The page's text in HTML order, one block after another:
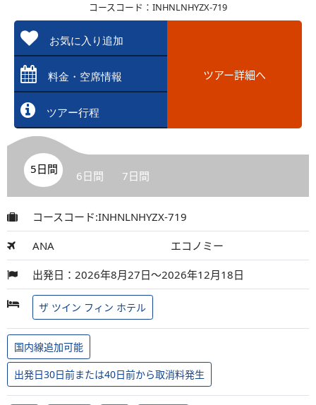
コースコード：INHNLNHYZX-719
お気に入り追加
料金・空席情報
ツアー行程
ツアー詳細へ
5日間 6日間 7日間
コースコード:INHNLNHYZX-719
ANA エコノミー
出発日：2026年8月27日～2026年12月18日
ザ ツイン フィン ホテル
国内線追加可能
出発日30日前または40日前から取消料発生